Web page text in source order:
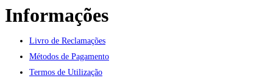
Informações
Livro de Reclamações
Métodos de Pagamento
Termos de Utilização